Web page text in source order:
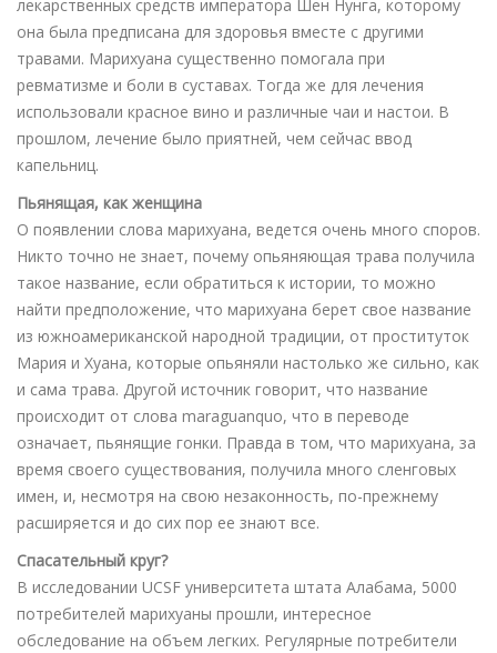
лекарственных средств императора Шен Нунга, которому
она была предписана для здоровья вместе с другими
травами. Марихуана существенно помогала при
ревматизме и боли в суставах. Тогда же для лечения
использовали красное вино и различные чаи и настои. В
прошлом, лечение было приятней, чем сейчас ввод
капельниц.
Пьянящая, как женщина
О появлении слова марихуана, ведется очень много споров.
Никто точно не знает, почему опьяняющая трава получила
такое название, если обратиться к истории, то можно
найти предположение, что марихуана берет свое название
из южноамериканской народной традиции, от проституток
Мария и Хуана, которые опьяняли настолько же сильно, как
и сама трава. Другой источник говорит, что название
происходит от слова maraguanquo, что в переводе
означает, пьянящие гонки. Правда в том, что марихуана, за
время своего существования, получила много сленговых
имен, и, несмотря на свою незаконность, по-прежнему
расширяется и до сих пор ее знают все.
Спасательный круг?
В исследовании UCSF университета штата Алабама, 5000
потребителей марихуаны прошли, интересное
обследование на объем легких. Регулярные потребители